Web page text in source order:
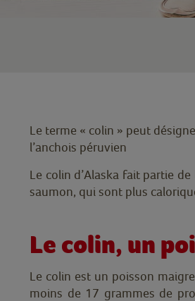
Le terme « colin » peut
l’anchois péruvien
Le colin d’Alaska fait partie
saumon, qui sont plus
Le colin, un
Le colin est un poisson
moins de 17 grammes de